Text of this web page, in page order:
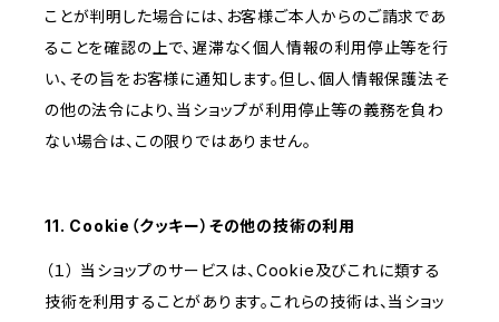
ことが判明した場合には、お客様ご本人からのご請求であ
ることを確認の上で、遅滞なく個人情報の利用停止等を行
い、その旨をお客様に通知します。但し、個人情報保護法そ
の他の法令により、当ショップが利用停止等の義務を負わ
ない場合は、この限りではありません。
11. Cookie（クッキー）その他の技術の利用
（１） 当ショップのサービスは、Cookie及びこれに類する
技術を利用することがあります。これらの技術は、当ショッ